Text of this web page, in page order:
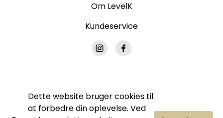
Dette website bruger cookies til
at forbedre din oplevelse. Ved
Om LevelK
Kundeservice
© Grand Hjemmebio. Alle rettigheder forbeholdes.
Ingen del af denne side må gengives uden vores